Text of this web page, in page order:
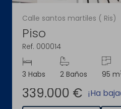
Calle santos martiles ( Ris)
Piso
Ref. 000014
3 Habs 2 Baños 95 m
339.000 € ¡Ha